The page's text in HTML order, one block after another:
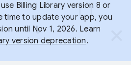
Billing Library version 8 or
time to update your app, you
until Nov 1, 2026. Learn
version deprecation.